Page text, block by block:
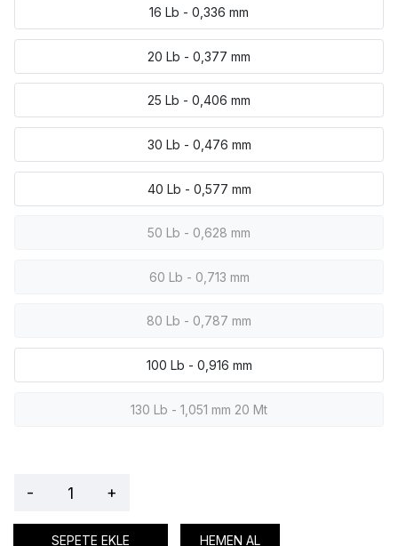
16 Lb - 0,336 mm
20 Lb - 0,377 mm
25 Lb - 0,406 mm
30 Lb - 0,476 mm
40 Lb - 0,577 mm
50 Lb - 0,628 mm
60 Lb - 0,713 mm
80 Lb - 0,787 mm
100 Lb - 0,916 mm
130 Lb - 1,051 mm 20 Mt
- +
SEPETE EKLE HEMEN AL